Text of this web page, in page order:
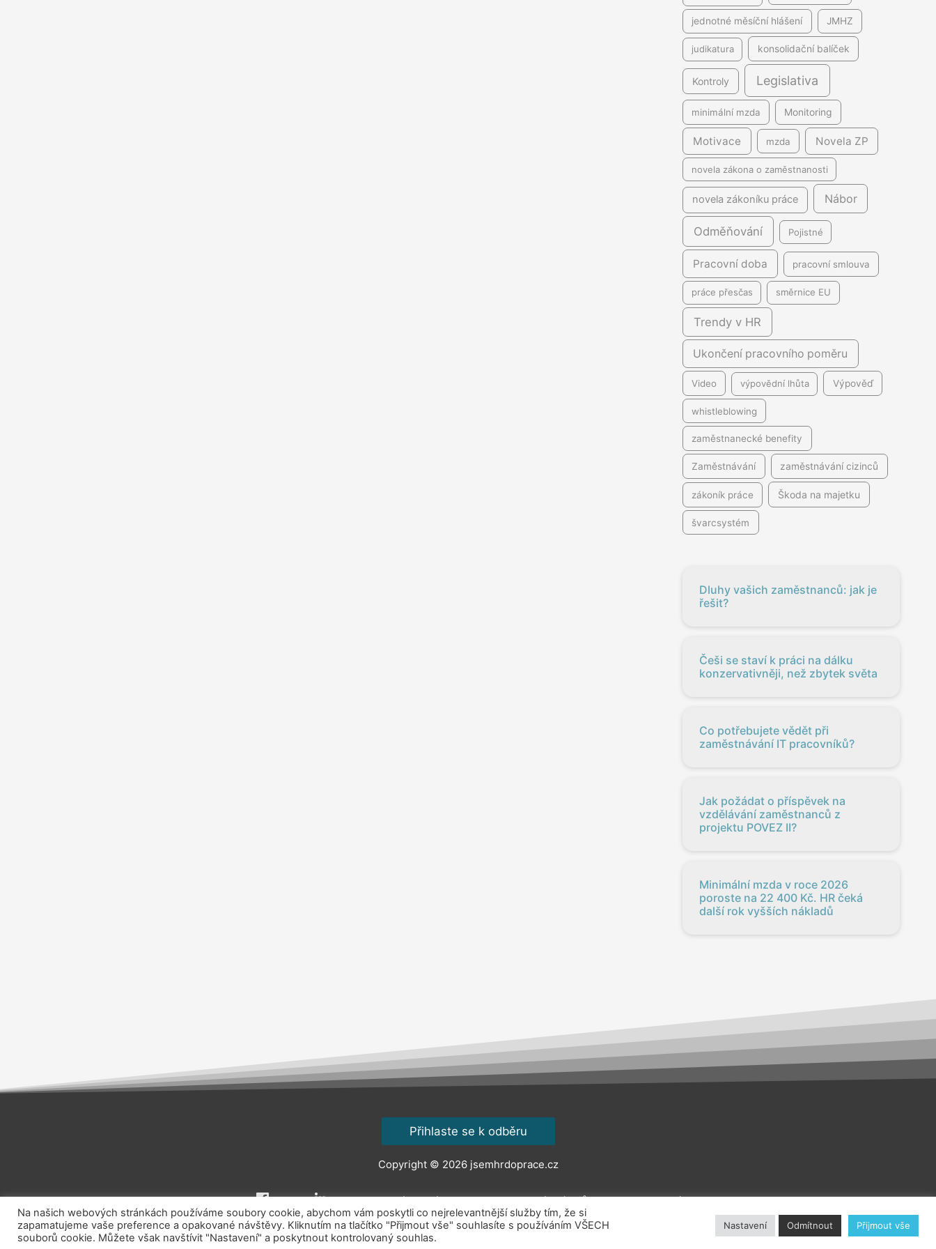
jednotné měsíční hlášení JMHZ
judikatura konsolidační balíček
Kontroly Legislativa
minimální mzda Monitoring
Motivace mzda Novela ZP
novela zákona o zaměstnanosti
novela zákoníku práce Nábor
Odměňování Pojistné
Pracovní doba pracovní smlouva
práce přesčas směrnice EU
Trendy v HR
Ukončení pracovního poměru
Video výpovědní lhůta Výpověď
whistleblowing
zaměstnanecké benefity
Zaměstnávání zaměstnávání cizinců
zákoník práce Škoda na majetku
švarcsystém
Dluhy vašich zaměstnanců: jak je
řešit?
Češi se staví k práci na dálku
konzervativněji, než zbytek světa
Co potřebujete vědět při
zaměstnávání IT pracovníků?
Jak požádat o příspěvek na
vzdělávání zaměstnanců z
projektu POVEZ II?
Minimální mzda v roce 2026
poroste na 22 400 Kč. HR čeká
další rok vyšších nákladů
Přihlaste se k odběru
Copyright © 2026 jsemhrdoprace.cz
Obchodní podmínky Ochrana osobních údajů Kontakt O nás
Na našich webových stránkách používáme soubory cookie, abychom vám poskytli co nejrelevantnější služby tím, že si
zapamatujeme vaše preference a opakované návštěvy. Kliknutím na tlačítko "Přijmout vše" souhlasíte s používáním VŠECH
souborů cookie. Můžete však navštívit "Nastavení" a poskytnout kontrolovaný souhlas.
Nastavení Odmítnout Přijmout vše